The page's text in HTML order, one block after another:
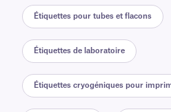
Étiquettes pour tubes et flacons
Étiquettes de laboratoire
Étiquettes cryogéniques pour